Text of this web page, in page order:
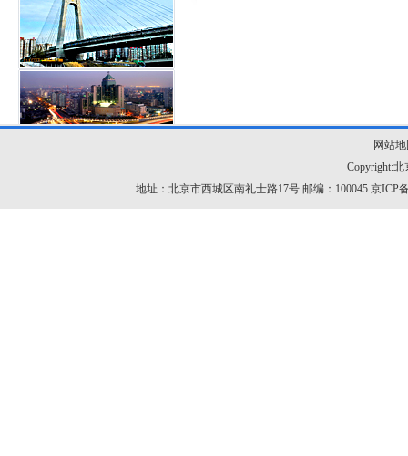
网站
Copyright:
地址：北京市西城区南礼士路17号 邮编：100045 京ICP